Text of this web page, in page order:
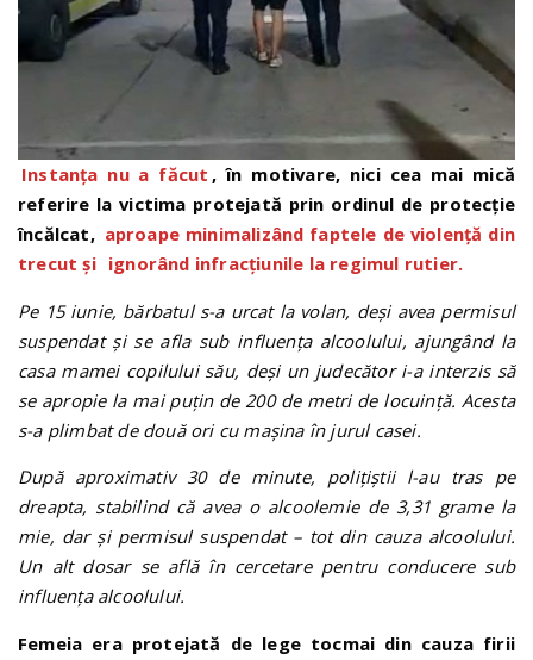
Instanța nu a făcut , în motivare, nici cea mai mică
referire la victima protejată prin ordinul de protecție
încălcat, aproape minimalizând faptele de violență din
trecut și ignorând infracțiunile la regimul rutier.
Pe 15 iunie, bărbatul s-a urcat la volan, deși avea permisul
suspendat și se afla sub influența alcoolului, ajungând la
casa mamei copilului său, deși un judecător i-a interzis să
se apropie la mai puțin de 200 de metri de locuință. Acesta
s-a plimbat de două ori cu mașina în jurul casei.
După aproximativ 30 de minute, polițiștii l-au tras pe
dreapta, stabilind că avea o alcoolemie de 3,31 grame la
mie, dar și permisul suspendat – tot din cauza alcoolului.
Un alt dosar se află în cercetare pentru conducere sub
influența alcoolului.
Femeia era protejată de lege tocmai din cauza firii